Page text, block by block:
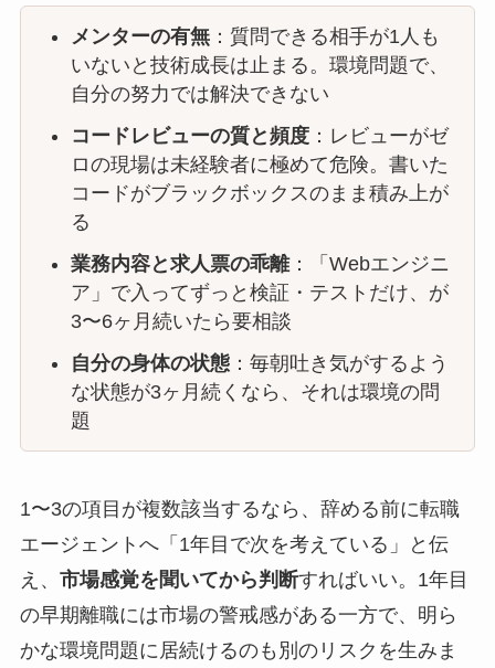
メンターの有無：質問できる相手が1人も
いないと技術成長は止まる。環境問題で、
自分の努力では解決できない
コードレビューの質と頻度：レビューがゼ
ロの現場は未経験者に極めて危険。書いた
コードがブラックボックスのまま積み上が
る
業務内容と求人票の乖離：「Webエンジニ
ア」で入ってずっと検証・テストだけ、が
3〜6ヶ月続いたら要相談
自分の身体の状態：毎朝吐き気がするよう
な状態が3ヶ月続くなら、それは環境の問
題
1〜3の項目が複数該当するなら、辞める前に転職
エージェントへ「1年目で次を考えている」と伝
え、 市場感覚を聞いてから判断すればいい。1年目
の早期離職には市場の警戒感がある一方で、明ら
かな環境問題に居続けるのも別のリスクを生みま